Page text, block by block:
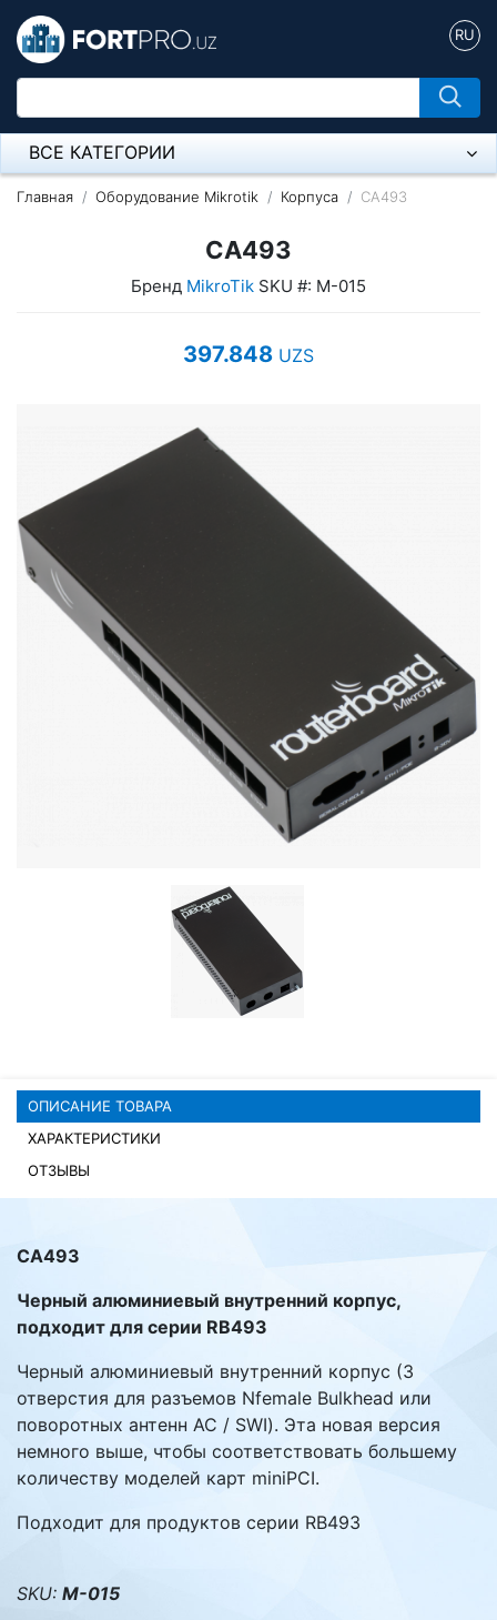
RU
ВСЕ КАТЕГОРИИ
Микрофон
Оборудование Mikrotik
Модемы ADSL, Wan/Lan Роутеры, Wi-Fi
IP Телефония
Стереосистемы
Серверное оборудование
UPS Источники бесперебойного питания
Мышки и Клавиатуры
Сетевое оборудование
Главная Оборудование Mikrotik Корпуса CA493
CA493
Бренд MikroTik SKU #: M-015
397.848 UZS
ОПИСАНИЕ ТОВАРА
ХАРАКТЕРИСТИКИ
ОТЗЫВЫ
CA493
Черный алюминиевый внутренний корпус,
подходит для серии RB493
Черный алюминиевый внутренний корпус (3
отверстия для разъемов Nfemale Bulkhead или
поворотных антенн AC / SWI). Эта новая версия
немного выше, чтобы соответствовать большему
количеству моделей карт miniPCI.
Подходит для продуктов серии RB493
SKU: M-015